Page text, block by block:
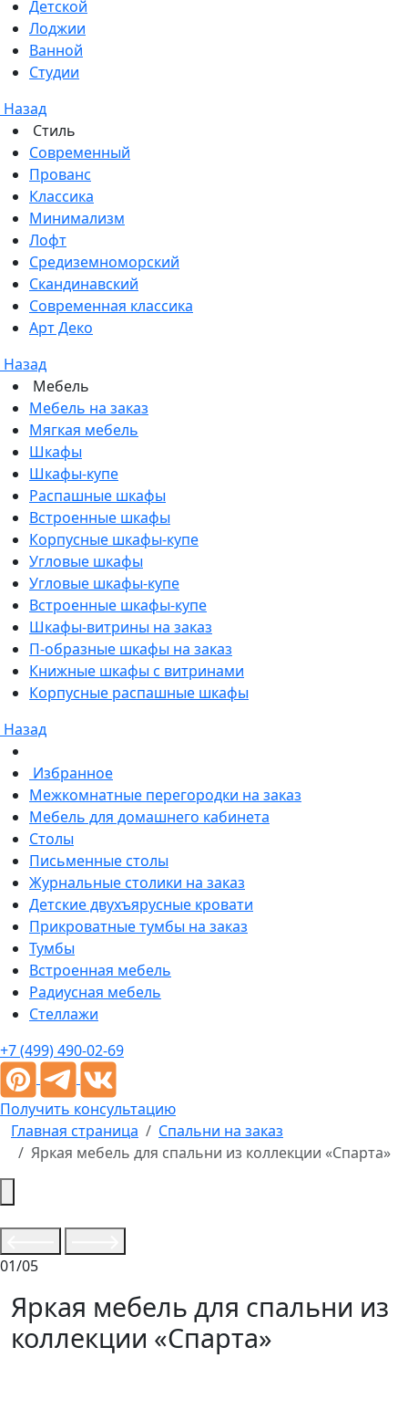
Детской
Лоджии
Ванной
Студии
Назад
Стиль
Современный
Прованс
Классика
Минимализм
Лофт
Средиземноморский
Скандинавский
Современная классика
Арт Деко
Назад
Мебель
Мебель на заказ
Мягкая мебель
Шкафы
Шкафы-купе
Распашные шкафы
Встроенные шкафы
Корпусные шкафы-купе
Угловые шкафы
Угловые шкафы-купе
Встроенные шкафы-купе
Шкафы-витрины на заказ
П-образные шкафы на заказ
Книжные шкафы с витринами
Корпусные распашные шкафы
Назад
Избранное
Межкомнатные перегородки на заказ
Мебель для домашнего кабинета
Столы
Письменные столы
Журнальные столики на заказ
Детские двухъярусные кровати
Прикроватные тумбы на заказ
Тумбы
Встроенная мебель
Радиусная мебель
Стеллажи
+7 (499) 490-02-69
Получить консультацию
Главная страница
Спальни на заказ
Яркая мебель для спальни из коллекции «Спарта»
01/05
Яркая мебель для спальни из
коллекции «Спарта»